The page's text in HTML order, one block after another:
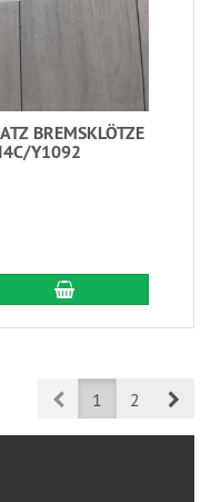
BREMSKLÖTZE
Y1092
Prev1 2